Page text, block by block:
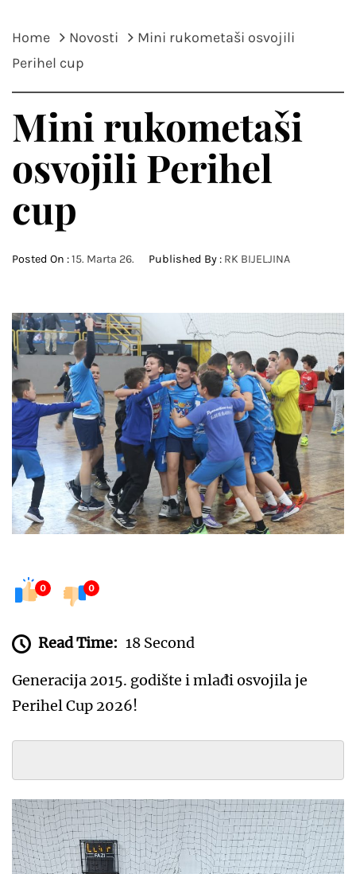
Home Novosti
Mini rukometaši osvojili
Perihel cup
Mini rukometaši
osvojili Perihel
cup
Posted On :15. Marta 26. Published By : RK BIJELJINA
0 0
Read Time: 18 Second
Generacija 2015. godište i mlađi osvojila je
Perihel Cup 2026!